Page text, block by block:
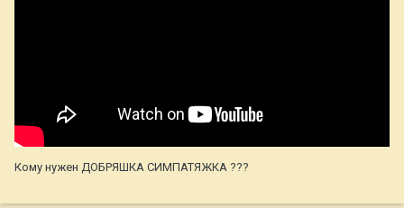
Кому нужен ДОБРЯШКА СИМПАТЯЖКА ???